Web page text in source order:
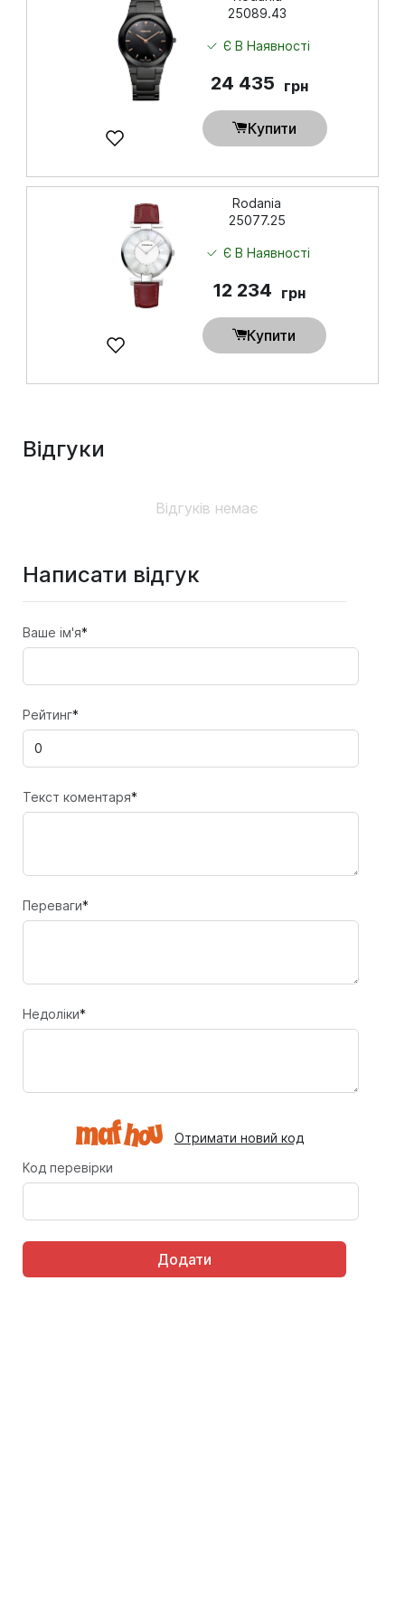
25089.43
Є В Наявності
24 435 грн
Купити
Rodania
25077.25
Є В Наявності
12 234 грн
Купити
Відгуки
Відгуків немає
Написати відгук
Ваше ім'я*
Рейтинг*
Текст коментаря*
Переваги*
Недоліки*
Отримати новий код
Код перевірки